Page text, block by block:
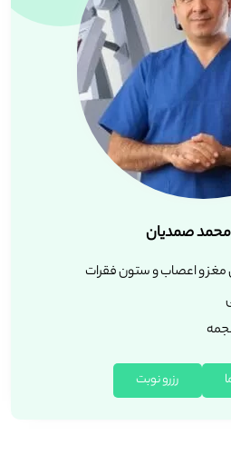
صمدیان
و اعصاب و ستون فقرات
رزرو نوبت